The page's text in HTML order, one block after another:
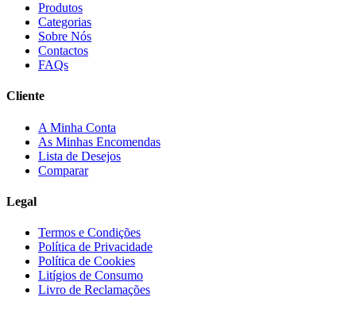
Produtos
Categorias
Sobre Nós
Contactos
FAQs
Cliente
A Minha Conta
As Minhas Encomendas
Lista de Desejos
Comparar
Legal
Termos e Condições
Política de Privacidade
Política de Cookies
Litígios de Consumo
Livro de Reclamações